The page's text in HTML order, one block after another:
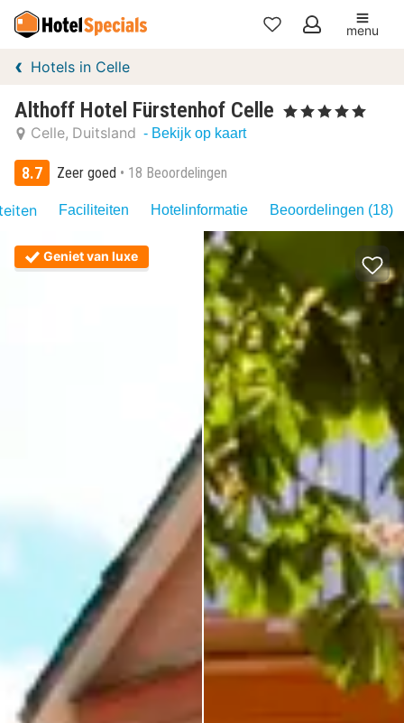
Mijn
menu
Hotels in Celle
Althoff Hotel Fürstenhof Celle , 5 Sterren
Celle Duitsland - Bekijk op kaart
8.7 Zeer goed 18 Beoordelingen
Faciliteiten Hotelinformatie Beoordelingen (18)
Geniet van luxe